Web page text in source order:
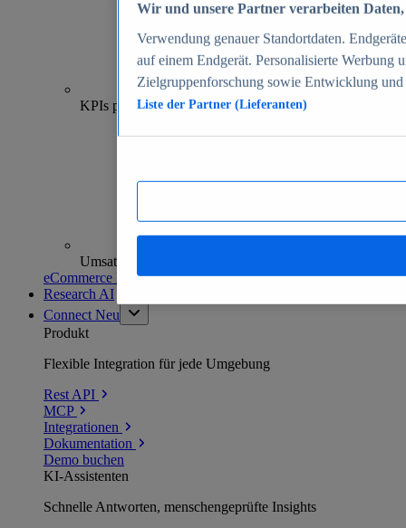
70+
KPIs pro Shop
Umsatzanalysen und -prognosen
eCommerce Insights entdecken
Research AI
Connect Neu
Produkt
Flexible Integration für jede Umgebung
Rest API
MCP
Integrationen
Dokumentation
Demo buchen
KI-Assistenten
Schnelle Antworten, menschengeprüfte Insights
Wir und unsere Partner verarbeiten
Verwendung genauer Standortdaten.
auf einem Endgerät. Personalisierte Werbung
Zielgruppenforschung sowie Entwicklung
Liste der Partner (Lieferanten)